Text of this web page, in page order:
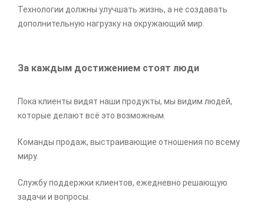
Технологии должны улучшать жизнь, а не создавать
дополнительную нагрузку на окружающий мир.
За каждым достижением стоят люди
Пока клиенты видят наши продукты, мы видим людей,
которые делают всё это возможным.
Команды продаж, выстраивающие отношения по всему
миру.
Службу поддержки клиентов, ежедневно решающую
задачи и вопросы.